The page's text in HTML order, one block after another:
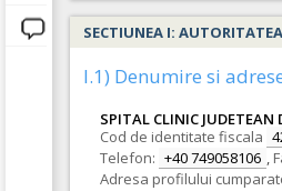
SECTIUNEA I:
I.1) Denumire si
SPITAL CLINIC JUDETEAN
Cod de identitate fiscala
Telefon: +40 749058106 ,
Adresa profilului